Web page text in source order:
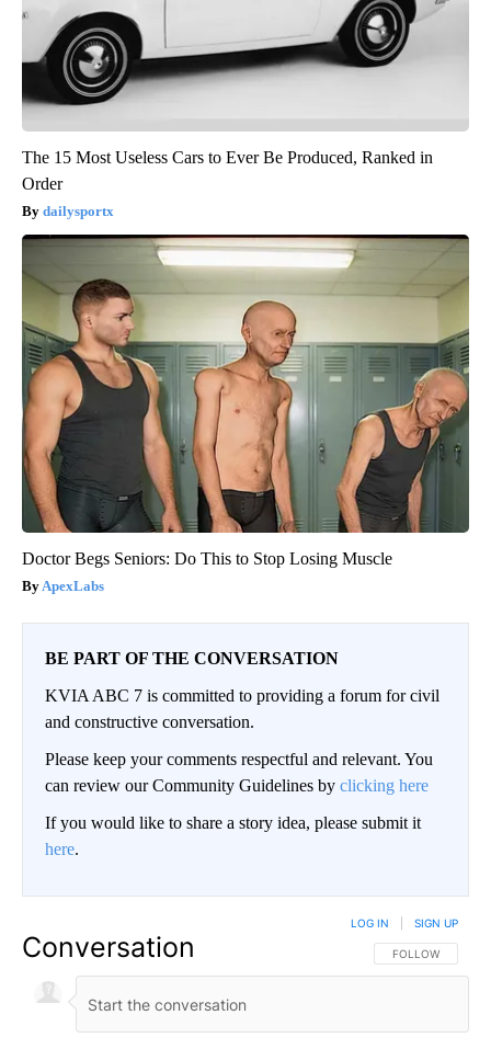
The 15 Most Useless Cars to Ever Be Produced, Ranked in
Order
dailysportx
Doctor Begs Seniors: Do This to Stop Losing Muscle
ApexLabs
BE PART OF THE CONVERSATION
KVIA ABC 7 is committed to providing a forum for civil
and constructive conversation.
Please keep your comments respectful and relevant. You
can review our Community Guidelines by clicking here
If you would like to share a story idea, please submit it
here.
Conversation FOLLOW THIS
FOLLOW
LOG IN SIGN UP